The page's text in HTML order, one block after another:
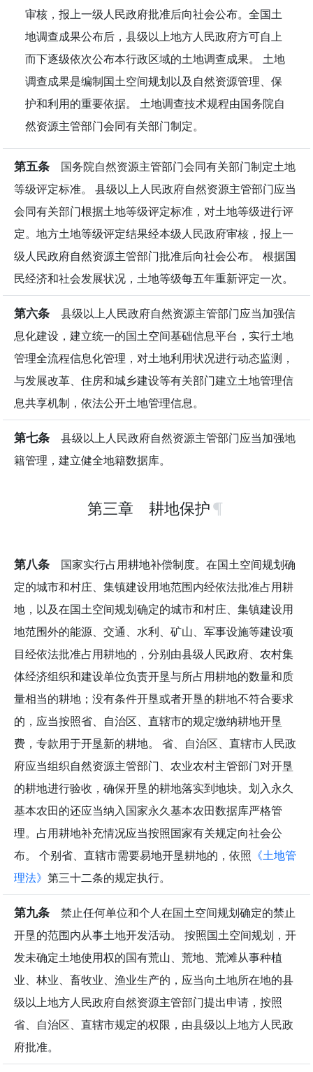
审核，报上一级人民政府批准后向社会公布。全国土
地调查成果公布后，县级以上地方人民政府方可自上
而下逐级依次公布本行政区域的土地调查成果。 土地
调查成果是编制国土空间规划以及自然资源管理、保
护和利用的重要依据。 土地调查技术规程由国务院自
然资源主管部门会同有关部门制定。
第五条 国务院自然资源主管部门会同有关部门制定土地
等级评定标准。 县级以上人民政府自然资源主管部门应当
会同有关部门根据土地等级评定标准，对土地等级进行评
定。地方土地等级评定结果经本级人民政府审核，报上一
级人民政府自然资源主管部门批准后向社会公布。 根据国
民经济和社会发展状况，土地等级每五年重新评定一次。
第六条 县级以上人民政府自然资源主管部门应当加强信
息化建设，建立统一的国土空间基础信息平台，实行土地
管理全流程信息化管理，对土地利用状况进行动态监测，
与发展改革、住房和城乡建设等有关部门建立土地管理信
息共享机制，依法公开土地管理信息。
第七条 县级以上人民政府自然资源主管部门应当加强地
籍管理，建立健全地籍数据库。
第三章 耕地保护
第八条 国家实行占用耕地补偿制度。在国土空间规划确
定的城市和村庄、集镇建设用地范围内经依法批准占用耕
地，以及在国土空间规划确定的城市和村庄、集镇建设用
地范围外的能源、交通、水利、矿山、军事设施等建设项
目经依法批准占用耕地的，分别由县级人民政府、农村集
体经济组织和建设单位负责开垦与所占用耕地的数量和质
量相当的耕地；没有条件开垦或者开垦的耕地不符合要求
的，应当按照省、自治区、直辖市的规定缴纳耕地开垦
费，专款用于开垦新的耕地。 省、自治区、直辖市人民政
府应当组织自然资源主管部门、农业农村主管部门对开垦
的耕地进行验收，确保开垦的耕地落实到地块。划入永久
基本农田的还应当纳入国家永久基本农田数据库严格管
理。占用耕地补充情况应当按照国家有关规定向社会公
布。 个别省、直辖市需要易地开垦耕地的，依照 《土地管
理法》 第三十二条的规定执行。
第九条 禁止任何单位和个人在国土空间规划确定的禁止
开垦的范围内从事土地开发活动。 按照国土空间规划，开
发未确定土地使用权的国有荒山、荒地、荒滩从事种植
业、林业、畜牧业、渔业生产的，应当向土地所在地的县
级以上地方人民政府自然资源主管部门提出申请，按照
省、自治区、直辖市规定的权限，由县级以上地方人民政
府批准。